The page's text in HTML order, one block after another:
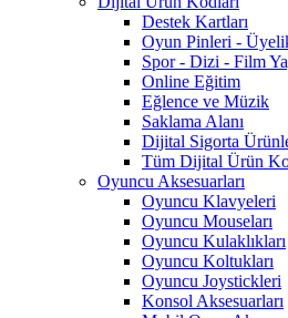
Destek Kartları
Oyun Pinleri -
Spor - Dizi - Film
Online Eğitim
Eğlence ve Müzik
Saklama Alanı
Dijital Sigorta
Tüm Dijital Ürün
Oyuncu Aksesuarları
Oyuncu Klavyeleri
Oyuncu Mouseları
Oyuncu Kulaklıkları
Oyuncu Koltukları
Oyuncu Joystickleri
Konsol Aksesuarları